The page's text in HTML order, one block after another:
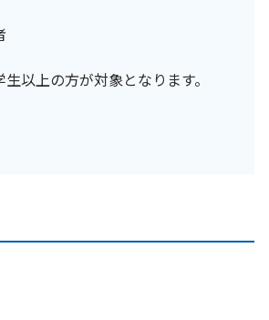
生以上の方が対象となります。